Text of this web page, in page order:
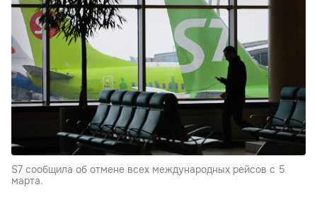
S7 сообщила об отмене всех международных рейсов с 5
марта.